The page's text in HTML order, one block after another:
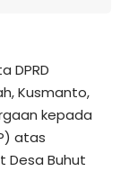
DPRD
Kusmanto,
kepada
atas
Desa Buhut